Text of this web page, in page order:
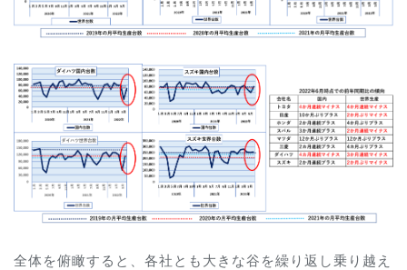
全体を俯瞰すると、各社とも大きな谷を繰り返し乗り越え